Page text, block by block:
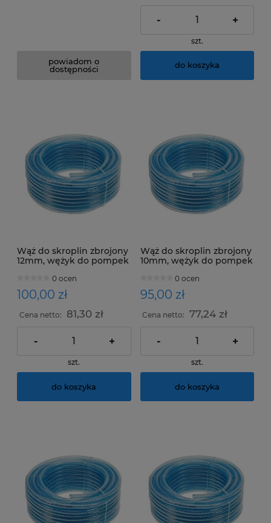
powiadom o
dostępności
- +
szt.
do koszyka
Wąż do skroplin zbrojony
12mm, wężyk do pompek
0 ocen
100,00 zł
Cena netto: 81,30 zł
- +
szt.
do koszyka
Wąż do skroplin zbrojony
10mm, wężyk do pompek
0 ocen
95,00 zł
Cena netto: 77,24 zł
- +
szt.
do koszyka